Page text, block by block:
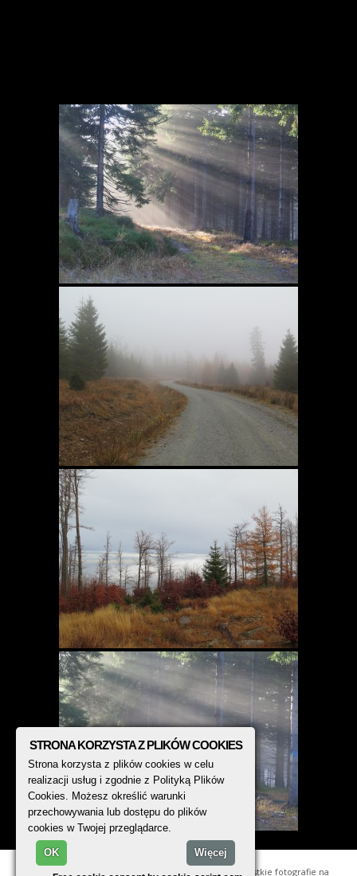
© 2014 - 2026, TREK PHOTO. Wszystkie fotografie na
STRONA KORZYSTA Z PLIKÓW COOKIES
Strona korzysta z plików cookies w celu
realizacji usług i zgodnie z Polityką Plików
Cookies. Możesz określić warunki
przechowywania lub dostępu do plików
cookies w Twojej przeglądarce.
OK Więcej